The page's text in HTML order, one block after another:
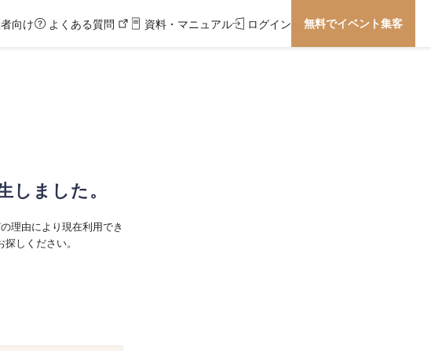
向け よくある質問 資料・マニュアル ログイン 無料でイベント集客
しました。
理由により現在利用でき
しください。